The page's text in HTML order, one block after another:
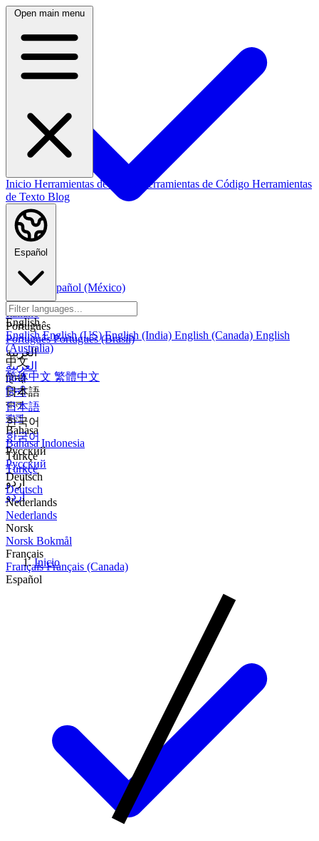
Español
Español (México)
Italiano
Italiano
Português
PortuguêsPortuguês (Brasil)
العربية
العربية
हिन्दी
हिन्दी
বাংলা
বাংলা
Bahasa
Bahasa Indonesia
Türkçe
Türkçe
اردو
اردو
Open main menu
Inicio Herramientas de Datos Herramientas de Código Herramientas
de Texto Blog
Español
English
EnglishEnglish (US)English (India) English (Canada) English
(Australia)
中文
简体中文 繁體中文
日本語
日本語
한국어
한국어
Русский
Русский
Deutsch
Deutsch
Nederlands
Nederlands
Norsk
Norsk Bokmål
Français
FrançaisFrançais (Canada)
Español
Inicio